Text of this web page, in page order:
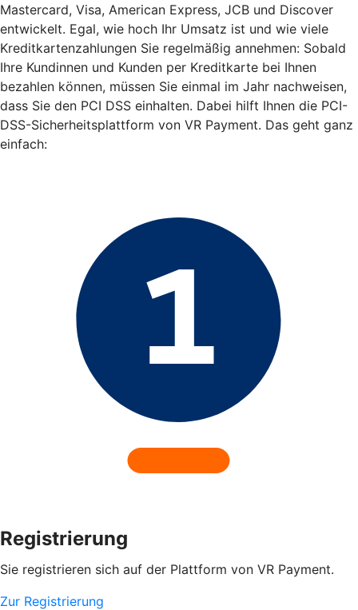
Mastercard, Visa, American Express, JCB und Discover
entwickelt. Egal, wie hoch Ihr Umsatz ist und wie viele
Kreditkartenzahlungen Sie regelmäßig annehmen: Sobald
Ihre Kundinnen und Kunden per Kreditkarte bei Ihnen
bezahlen können, müssen Sie einmal im Jahr nachweisen,
dass Sie den PCI DSS einhalten. Dabei hilft Ihnen die PCI-
DSS-Sicherheitsplattform von VR Payment. Das geht ganz
einfach:
Registrierung
Sie registrieren sich auf der Plattform von VR Payment.
Zur Registrierung